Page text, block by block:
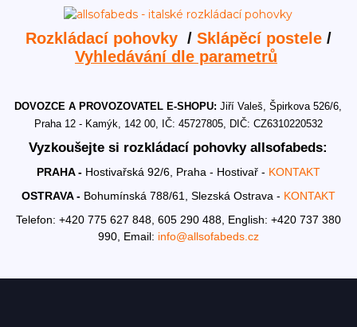
Rozkládací pohovky / Sklápěcí postele/
Vyhledávání dle parametrů
DOVOZCE A PROVOZOVATEL E-SHOPU:Jiří Valeš, Špirkova 526/6,
Praha 12 - Kamýk, 142 00, IČ: 45727805, DIČ: CZ6310220532
Vyzkoušejte si rozkládací pohovky allsofabeds:
PRAHA - Hostivařská 92/6, Praha - Hostivař - KONTAKT
OSTRAVA - Bohumínská 788/61, Slezská Ostrava - KONTAKT
Telefon: +420 775 627 848, 605 290 488, English: +420 737 380
990, Email: info@allsofabeds.cz